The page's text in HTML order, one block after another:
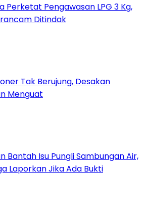
Perketat Pengawasan LPG 3 Kg,
Ditindak
Tak Berujung, Desakan
Menguat
Bantah Isu Pungli Sambungan Air,
Laporkan Jika Ada Bukti